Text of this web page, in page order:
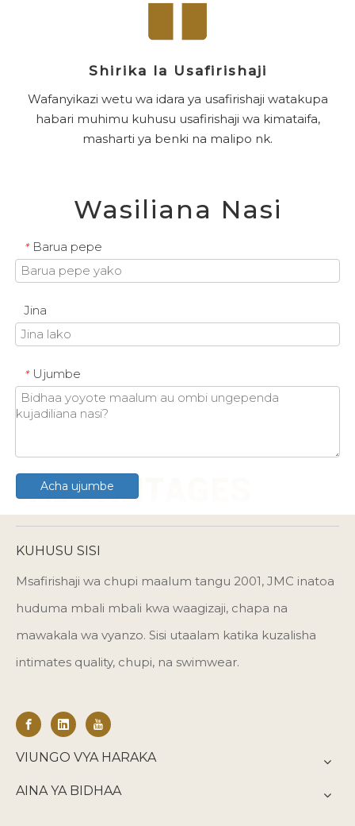
Shirika la Usafirishaji
Wafanyikazi wetu wa idara ya usafirishaji watakupa
habari muhimu kuhusu usafirishaji wa kimataifa,
masharti ya benki na malipo nk.
Wasiliana Nasi
* Barua pepe
Jina
* Ujumbe
Acha ujumbe
KUHUSU SISI
Msafirishaji wa chupi maalum tangu 2001, JMC inatoa
huduma mbali mbali kwa waagizaji, chapa na
mawakala wa vyanzo. Sisi utaalam katika kuzalisha
intimates quality, chupi, na swimwear.
VIUNGO VYA HARAKA
AINA YA BIDHAA